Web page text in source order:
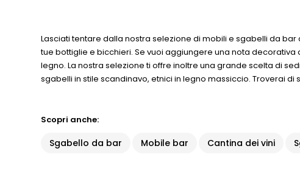
Lasciati tentare dalla nostra selezione di mobili e sgabelli da
tue bottiglie e bicchieri. Se vuoi aggiungere una nota
legno. La nostra selezione ti offre inoltre una grande scelta di
sgabelli in stile scandinavo, etnici in legno massiccio. Troverai
Scopri anche:
Sgabello da bar Mobile bar Cantina dei vini